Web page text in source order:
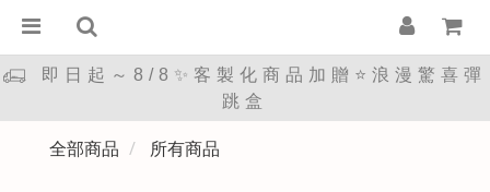
即日起～8/8✨客製化商品加贈⭐浪漫驚喜彈
跳盒
全部商品 所有商品